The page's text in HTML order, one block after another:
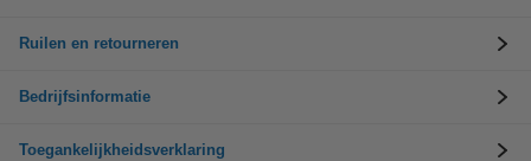
Ruilen en retourneren
Bedrijfsinformatie
Toegankelijkheidsverklaring